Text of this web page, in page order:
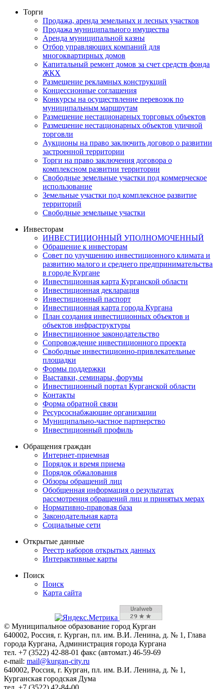
Торги
Продажа, аренда земельных и лесных участков
Продажа муниципального имущества
Аренда муниципальной казны
Отбор управляющих компаний для
многоквартирных домов
Капитальный ремонт домов за счет средств фонда
ЖКХ
Размещение рекламных конструкций
Концессионные соглашения
Конкурсы на осуществление перевозок по
муниципальным маршрутам
Размещение нестационарных торговых объектов
Размещение нестационарных объектов уличной
торговли
Аукционы на право заключить договор о развитии
застроенной территории
Торги на право заключения договора о
комплексном развитии территории
Свободные земельные участки под коммерческое
использование
Земельные участки под комплексное развитие
территорий
Свободные земельные участки
Инвесторам
ИНВЕСТИЦИОННЫЙ УПОЛНОМОЧЕННЫЙ
Обращение к инвесторам
Совет по улучшению инвестиционного климата и
развитию малого и среднего предпринимательства
в городе Кургане
Инвестиционная карта Курганской области
Инвестиционная декларация
Инвестиционный паспорт
Инвестиционная карта города Кургана
План создания инвестиционных объектов и
объектов инфраструктуры
Инвестиционное законодательство
Сопровождение инвестиционного проекта
Свободные инвестиционно-привлекательные
площадки
Формы поддержки
Выставки, семинары, форумы
Инвестиционный портал Курганской области
Контакты
Форма обратной связи
Ресурсоснабжающие организации
Муниципально-частное партнерство
Инвестиционный профиль
Обращения граждан
Интернет-приемная
Порядок и время приема
Порядок обжалования
Обзоры обращений лиц
Обобщенная информация о результатах
рассмотрения обращений лиц и принятых мерах
Нормативно-правовая база
Законодательная карта
Социальные сети
Открытые данные
Реестр наборов открытых данных
Интерактивные карты
Поиск
Поиск
Карта сайта
© Муниципальное образование город Курган
640002, Россия, г. Курган, пл. им. В.И. Ленина, д. № 1, Глава
города Кургана, Администрация города Кургана
тел. +7 (3522) 42-88-01 факс (автомат.) 46-59-69
e-mail: mail@kurgan-city.ru
640002, Россия, г. Курган, пл. им. В.И. Ленина, д. № 1,
Курганская городская Дума
тел. +7 (3522) 42-84-00